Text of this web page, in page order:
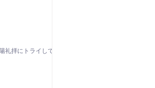
礼拝にトライしてみ